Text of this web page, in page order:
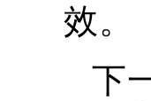
效。
下